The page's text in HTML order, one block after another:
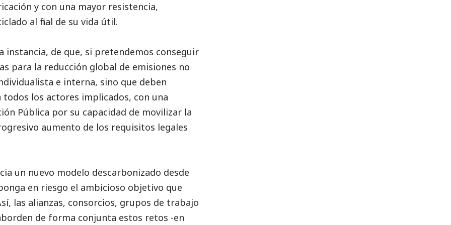
y con una mayor resistencia,
al final de su vida útil.
instancia, de que, si pretendemos conseguir
para la reducción global de emisiones no
e interna, sino que deben
los actores implicados, con una
Pública por su capacidad de movilizar la
aumento de los requisitos legales
un nuevo modelo descarbonizado desde
en riesgo el ambicioso objetivo que
las alianzas, consorcios, grupos de trabajo
de forma conjunta estos retos -en